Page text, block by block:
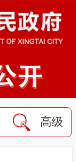
高级